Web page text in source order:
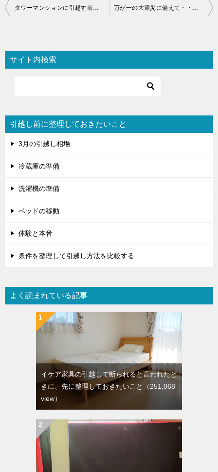
投
ビ
ゲ
ョ
ン
サイト内検索
引越し前に整理しておきたいこと
3月の引越し相場
冷蔵庫の準備
洗濯機の準備
ベッドの移動
体験と本音
条件を整理して引越し方法を比較する
よく読まれている記事
イケア家具の引越しで断られると言われたと
きに、先に整理しておきたいこと
（251,068
view）